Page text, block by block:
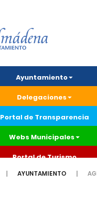
Ayuntamiento
Delegaciones
Portal de Transparencia
Webs Municipales
Portal de Turismo
AYUNTAMIENTO